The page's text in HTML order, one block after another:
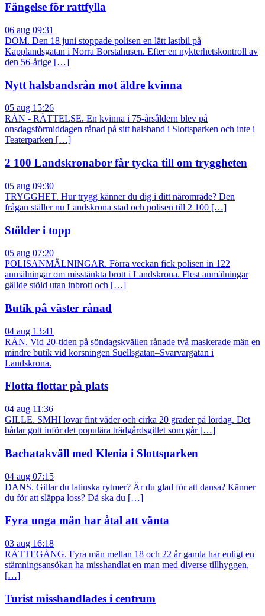
Fängelse för rattfylla
06 aug 09:31
DOM. Den 18 juni stoppade polisen en lätt lastbil på
Kapplandsgatan i Norra Borstahusen. Efter en nykterhetskontroll av
den 56-årige […]
Nytt halsbandsrån mot äldre kvinna
05 aug 15:26
RÅN - RÄTTELSE. En kvinna i 75-årsåldern blev på
onsdagsförmiddagen rånad på sitt halsband i Slottsparken och inte i
Teaterparken […]
2 100 Landskronabor får tycka till om tryggheten
05 aug 09:30
TRYGGHET. Hur trygg känner du dig i ditt närområde? Den
frågan ställer nu Landskrona stad och polisen till 2 100 […]
Stölder i topp
05 aug 07:20
POLISANMÄLNINGAR. Förra veckan fick polisen in 122
anmälningar om misstänkta brott i Landskrona. Flest anmälningar
gällde stöld utan inbrott och […]
Butik på väster rånad
04 aug 13:41
RÅN. Vid 20-tiden på söndagskvällen rånade två maskerade män en
mindre butik vid korsningen Suellsgatan–Svarvargatan i
Landskrona.
Flotta flottar på plats
04 aug 11:36
GILLE. SMHI lovar fint väder och cirka 20 grader på lördag. Det
bådar gott inför det populära trädgårdsgillet som går […]
Bachatakväll med Klenia i Slottsparken
04 aug 07:15
DANS. Gillar du latinska rytmer? Är du glad för att dansa? Känner
du för att släppa loss? Då ska du […]
Fyra unga män har åtal att vänta
03 aug 16:18
RÄTTEGÅNG. Fyra män mellan 18 och 22 år gamla har enligt en
stämningsansökan ha misshandlat en man med diverse tillhyggen,
[…]
Turist misshandlades i centrum